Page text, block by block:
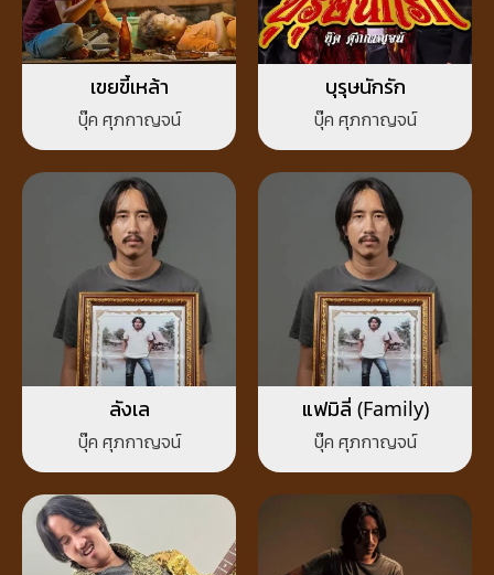
เขยขี้เหล้า
บุ๊ค ศุภกาญจน์
บุรุษนักรัก
บุ๊ค ศุภกาญจน์
ลังเล
บุ๊ค ศุภกาญจน์
แฟมิลี่ (Family)
บุ๊ค ศุภกาญจน์